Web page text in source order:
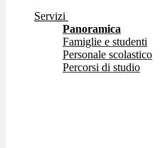
Servizi
Panoramica
Famiglie e studenti
Personale scolastico
Percorsi di studio